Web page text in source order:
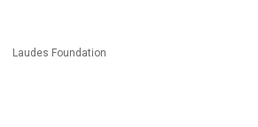
Laudes Foundation